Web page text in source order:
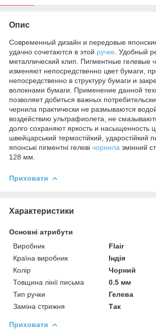
Опис
Современный дизайн и передовые
удачно сочетаются в этой ручке . Удобный
металлический клип. Пигментные гелевые
изменяют непосредственно цвет бумаги,
непосредственно в структуру бумаги и
волокнами бумаги. Применение данной
позволяет добиться важных
чернила практически не размываются
воздействию ультрафиолета, не
долго сохраняют яркость и насыщенность
швейцарський термостійкий, ударостійкий
японські пігментні гелеві чорнила змінний
128 мм.
Приховати
Характеристики
Основні атрибути
Виробник
Flair
Країна виробник
Індія
Колір
Чорний
Товщина лінії письма
0.5 мм
Тип ручки
Гелева
Заміна стрижня
Так
Приховати